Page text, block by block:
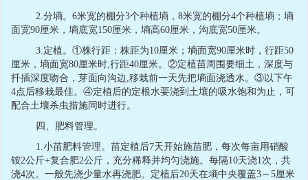
2. 分墒。 6米宽的棚分3个种植墒， 8米宽的棚分4个种植墒；墒
面宽90厘米，墒底宽150厘米，墒高60厘米，沟底宽50厘米。
3. 定植。①株行距：株距为10厘米；墒面宽90厘米时，行距50
厘米，墒面宽80厘米时 行距40厘米。②定植苗周围要细土，深度与
扦插深度吻合，芽面向沟边 移栽前一天先把墒面浇透水。③以下午
4点后移栽最佳。④定植后的定根水要浇到土壤的吸水饱和为止，可
配合土壤杀虫措施同时进行。
四、肥料管理。
1. 小苗肥料管理。苗定植后7天开始施苗肥，每次每亩用硝酸
铵2公斤+复合肥2公斤，充分稀释并均匀浇施。每隔10天浇1 次，共
浇4次。一般先浇少量水再浇肥。定植后20天在墒中央覆盖3 ～ 5厘米